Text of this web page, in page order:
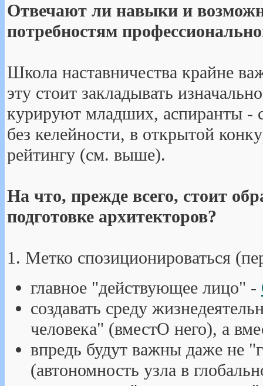
Отвечают ли навыки и
потребностям
Школа наставничества крайне
эту стоит закладывать
курируют младших, аспиранты -
без келейности, в открытой
рейтингу (см. выше).
На что, прежде всего, стоит
подготовке архитекторов?
1. Метко спозиционироваться
главное "действующее лицо" -
создавать среду
человека" (вместО него), а
впредь будут важны даже не
(автономность узла в